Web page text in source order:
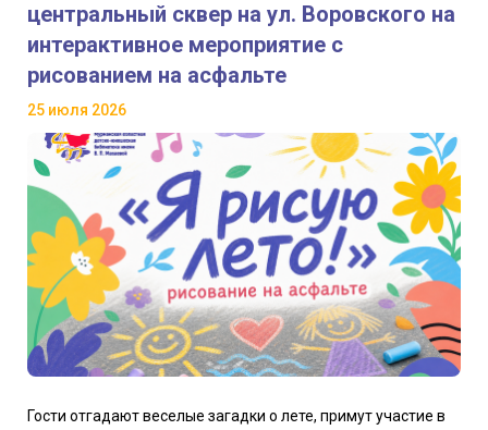
центральный сквер на ул. Воровского на
интерактивное мероприятие с
рисованием на асфальте
25 июля 2026
Гости отгадают веселые загадки о лете, примут участие в